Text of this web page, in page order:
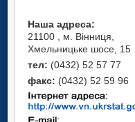
Наша адреса:
21100 , м. Вінниця,
Хмельницьке шосе, 15
тел: (0432) 52 57 77
факс: (0432) 52 59 96